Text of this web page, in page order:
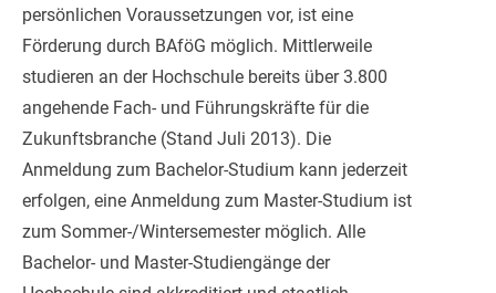
persönlichen Voraussetzungen vor, ist eine
Förderung durch BAföG möglich. Mittlerweile
studieren an der Hochschule bereits über 3.800
angehende Fach- und Führungskräfte für die
Zukunftsbranche (Stand Juli 2013). Die
Anmeldung zum Bachelor-Studium kann jederzeit
erfolgen, eine Anmeldung zum Master-Studium ist
zum Sommer-/Wintersemester möglich. Alle
Bachelor- und Master-Studiengänge der